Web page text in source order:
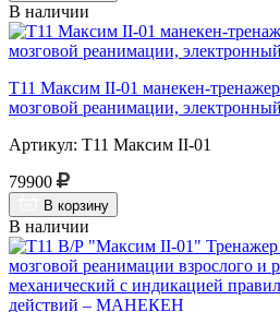
В наличии
Т11 Максим II-01 манекен-
мозговой реанимации,
Артикул: Т11 Максим II-01
79900
В корзину
В наличии